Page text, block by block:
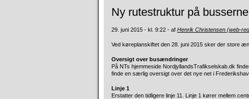
Ny rutestruktur på
29. juni 2015 - kl. 9:22 - af Henrik Christensen (web-
Ved køreplanskiftet den 28. juni 2015 sker der store
Oversigt over busændringer
På NTs hjemmeside NordjyllandsTrafikselskab.dk
finde en særlig oversigt over det nye net i
Linje 1
Erstatter den tidligere linje 11. Linje 1 kører mellem